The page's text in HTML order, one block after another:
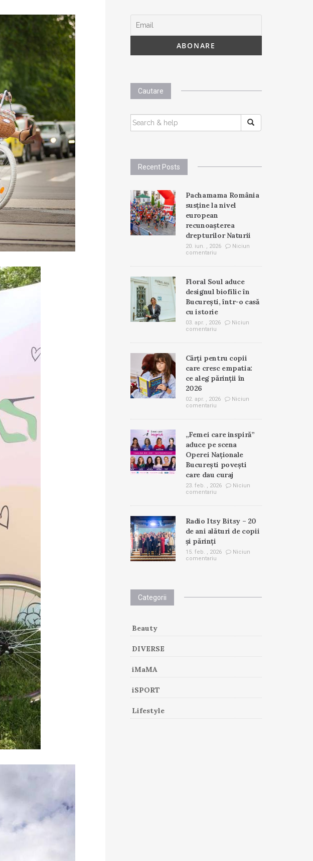
Cautare
SEARCH
FOR:
Recent Posts
Pachamama România
susține la nivel
european
recunoașterea
drepturilor Naturii
20. iun. , 2026
Niciun
comentariu
Floral Soul aduce
designul biofilic în
București, într-o casă
cu istorie
03. apr. , 2026
Niciun
comentariu
Cărți pentru copii
care cresc empatia:
ce aleg părinții în
2026
02. apr. , 2026
Niciun
comentariu
„Femei care inspiră”
aduce pe scena
Operei Naționale
București povești
care dau curaj
23. feb. , 2026
Niciun
comentariu
Radio Itsy Bitsy – 20
de ani alături de copii
și părinți
15. feb. , 2026
Niciun
comentariu
Categorii
Beauty
DIVERSE
iMaMA
iSPORT
Lifestyle